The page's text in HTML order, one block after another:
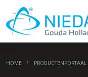
HOME PRODUCTENPORTAAL